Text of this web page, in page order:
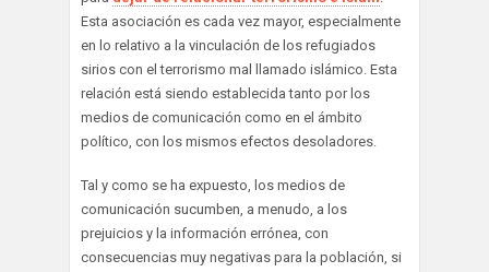
Esta asociación es cada vez mayor, especialmente
en lo relativo a la vinculación de los refugiados
sirios con el terrorismo mal llamado islámico. Esta
relación está siendo establecida tanto por los
medios de comunicación como en el ámbito
político, con los mismos efectos desoladores.
Tal y como se ha expuesto, los medios de
comunicación sucumben, a menudo, a los
prejuicios y la información errónea, con
consecuencias muy negativas para la población, si